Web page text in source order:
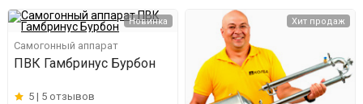
Новинка
Самогонный аппарат
ПВК Гамбринус Бурбон
5 | 5 отзывов
Хит продаж